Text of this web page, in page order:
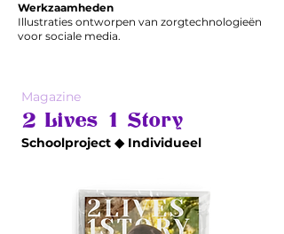
Werkzaamheden
Illustraties ontworpen van zorgtechnologieën
voor sociale media.
Magazine
2 Lives 1 Story
Schoolproject ◆ Individueel